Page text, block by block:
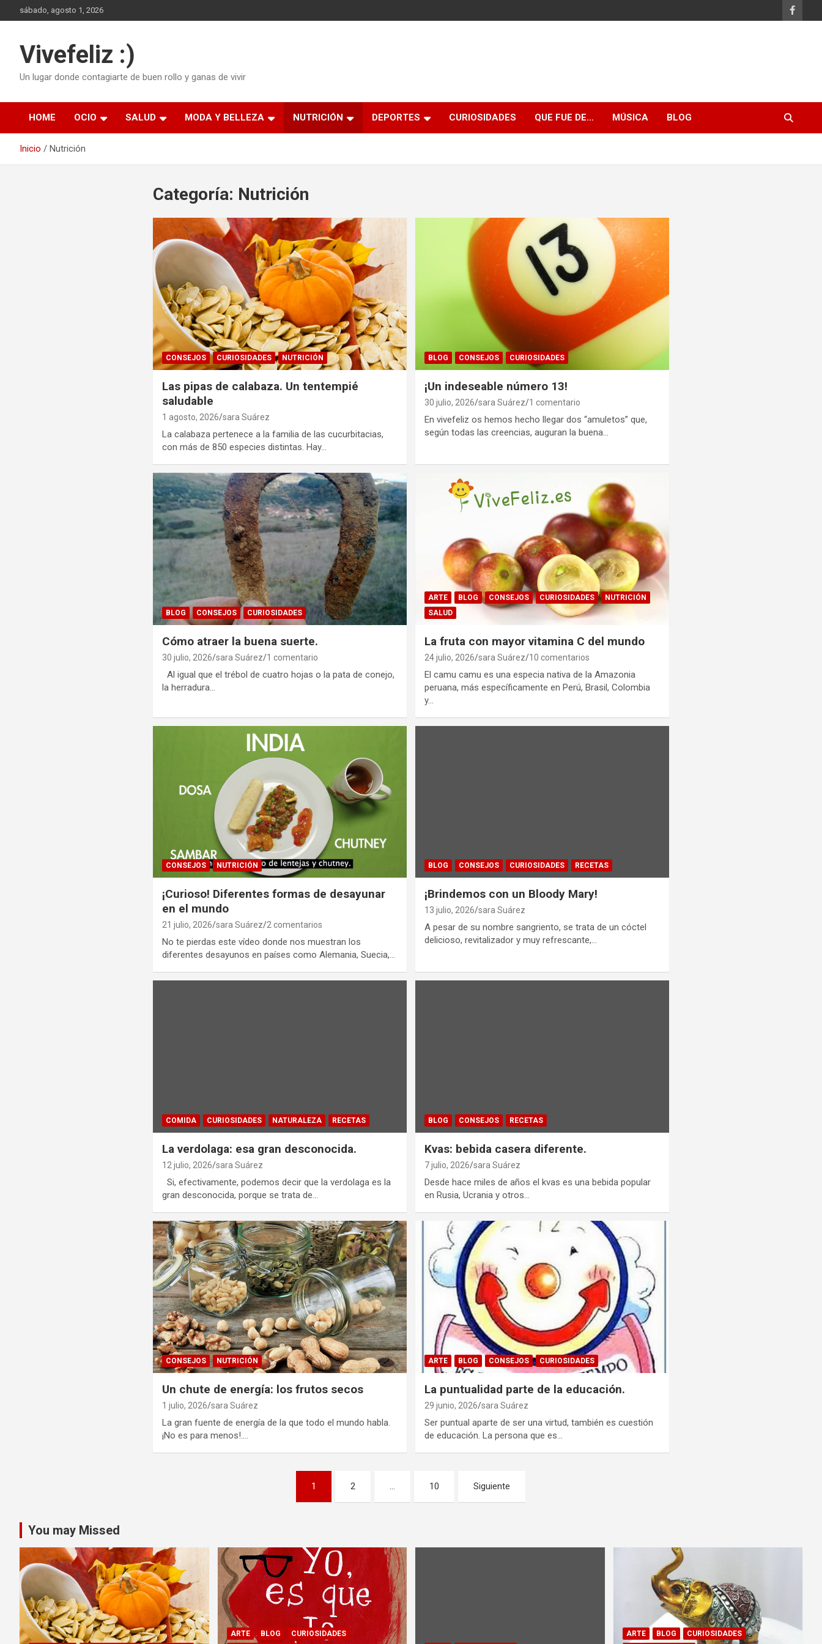
al
sábado, agosto 1, 2026
Vivefeliz :)
Un lugar donde contagiarte de buen rollo y ganas de vivir
HOME OCIO SALUD MODA Y BELLEZA NUTRICIÓN DEPORTES CURIOSIDADES QUE FUE DE… MÚSICA BLOG
Inicio Nutrición
Categoría: Nutrición
CONSEJOS CURIOSIDADES NUTRICIÓN
Las pipas de calabaza. Un tentempié
saludable
1 agosto, 2026 sara Suárez
La calabaza pertenece a la familia de las cucurbitacias,
con más de 850 especies distintas. Hay…
BLOG CONSEJOS CURIOSIDADES
¡Un indeseable número 13!
30 julio, 2026 sara Suárez 1 comentario
En vivefeliz os hemos hecho llegar dos “amuletos” que,
según todas las creencias, auguran la buena…
BLOG CONSEJOS CURIOSIDADES
Cómo atraer la buena suerte.
30 julio, 2026 sara Suárez 1 comentario
Al igual que el trébol de cuatro hojas o la pata de conejo,
la herradura…
ARTE BLOG CONSEJOS CURIOSIDADES
NUTRICIÓN
SALUD
La fruta con mayor vitamina C del mundo
24 julio, 2026 sara Suárez 10 comentarios
El camu camu es una especia nativa de la Amazonia
peruana, más específicamente en Perú, Brasil, Colombia
y…
CONSEJOS NUTRICIÓN
¡Curioso! Diferentes formas de desayunar
en el mundo
21 julio, 2026 sara Suárez 2 comentarios
No te pierdas este vídeo donde nos muestran los
diferentes desayunos en países como Alemania, Suecia,…
BLOG CONSEJOS CURIOSIDADES RECETAS
¡Brindemos con un Bloody Mary!
13 julio, 2026 sara Suárez
A pesar de su nombre sangriento, se trata de un cóctel
delicioso, revitalizador y muy refrescante,…
COMIDA CURIOSIDADES NATURALEZA RECETAS
La verdolaga: esa gran desconocida.
12 julio, 2026 sara Suárez
Si, efectivamente, podemos decir que la verdolaga es la
gran desconocida, porque se trata de…
BLOG CONSEJOS RECETAS
Kvas: bebida casera diferente.
7 julio, 2026 sara Suárez
Desde hace miles de años el kvas es una bebida popular
en Rusia, Ucrania y otros…
CONSEJOS NUTRICIÓN
Un chute de energía: los frutos secos
1 julio, 2026 sara Suárez
La gran fuente de energía de la que todo el mundo habla.
¡No es para menos!.…
ARTE BLOG CONSEJOS CURIOSIDADES
La puntualidad parte de la educación.
29 junio, 2026 sara Suárez
Ser puntual aparte de ser una virtud, también es cuestión
de educación. La persona que es…
1 2 … 10 Siguiente
You may Missed
ARTE BLOG CURIOSIDADES ARTE BLOG CURIOSIDADES